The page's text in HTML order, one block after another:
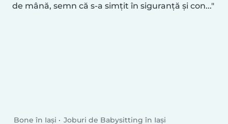
de mână, semn că s-a simțit în siguranță și con...
Bone în Iași Joburi de Babysitting în Iași